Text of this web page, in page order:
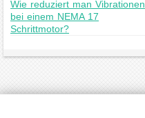
Wie reduziert man Vibrationen
bei einem NEMA 17
Schrittmotor?